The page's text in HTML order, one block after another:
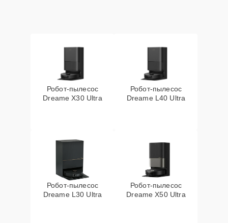
Робот-пылесос
Dreame X30 Ultra
Робот-пылесос
Dreame L40 Ultra
Робот-пылесос
Dreame L30 Ultra
Робот-пылесос
Dreame X50 Ultra